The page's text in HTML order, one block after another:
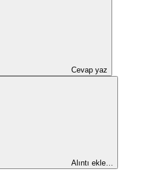
Cevap yaz
Alıntı ekle…